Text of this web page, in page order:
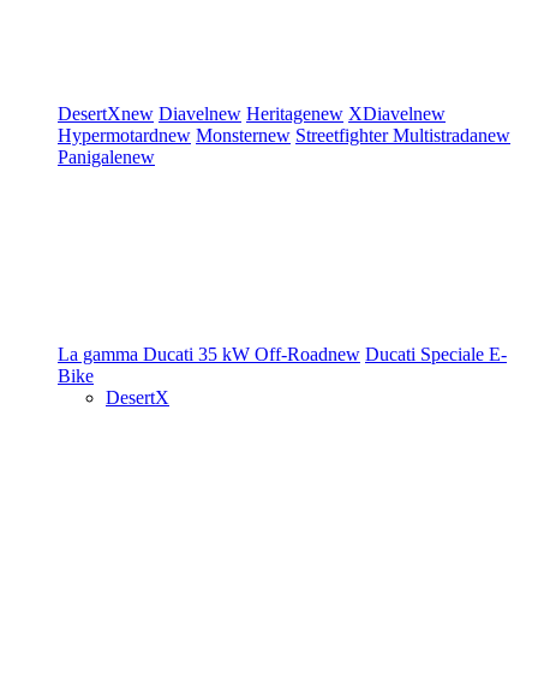
DesertXnew Diavelnew Heritagenew XDiavelnew
Hypermotardnew Monsternew StreetfighterMultistradanew
Panigalenew
La gamma Ducati 35 kW Off-Roadnew Ducati Speciale E-
Bike
DesertX